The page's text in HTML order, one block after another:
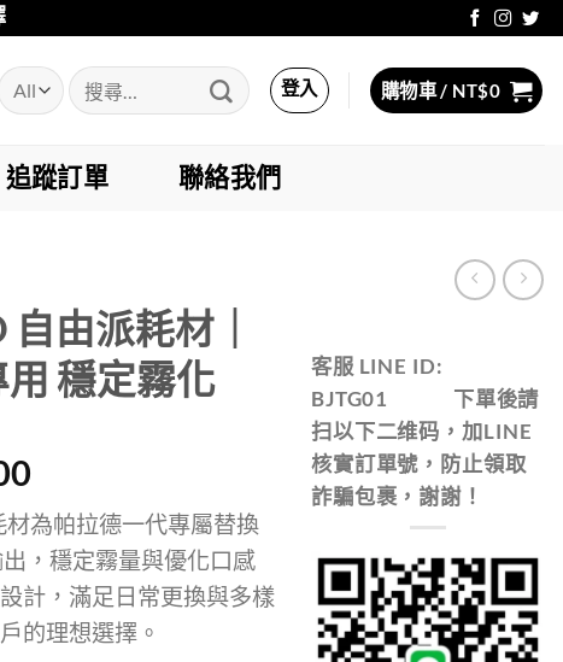
搜
尋
鍵
字:
登入 購物車 / NT$0
追蹤訂單 聯絡我們
由派耗材｜
穩定霧化
格
範
圍：
NT$400
到
為帕拉德一代專屬替換
，穩定霧量與優化口感
計，滿足日常更換與多樣
的理想選擇。
客服 LINE ID:
BJTG01 下單後請
扫以下二维码，加LINE
核實訂單號，防止領取
詐騙包裹，謝謝！